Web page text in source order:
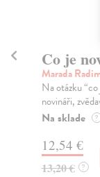
Co je
Marada
Na otázku
novináři,
Na sklade ?
12,54 €
13,20 € ?